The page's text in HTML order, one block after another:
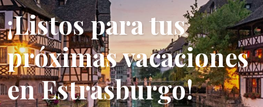
¡Listos para tus
próximas vacaciones
en Estrasburgo!